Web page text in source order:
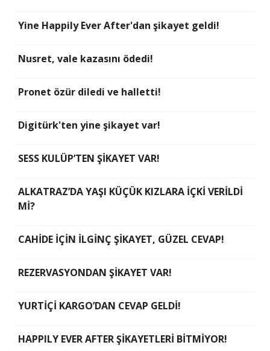
Yine Happily Ever After'dan şikayet geldi!
Nusret, vale kazasını ödedi!
Pronet özür diledi ve halletti!
Digitürk'ten yine şikayet var!
SESS KULÜP’TEN ŞİKAYET VAR!
ALKATRAZ’DA YAŞI KÜÇÜK KIZLARA İÇKİ VERİLDİ
Mİ?
CAHİDE İÇİN İLGİNÇ ŞİKAYET, GÜZEL CEVAP!
REZERVASYONDAN ŞİKAYET VAR!
YURTİÇİ KARGO’DAN CEVAP GELDİ!
HAPPILY EVER AFTER ŞİKAYETLERİ BİTMİYOR!